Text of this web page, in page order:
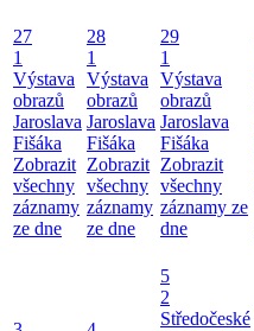
27
1
Výstava
obrazů
Jaroslava
Fišáka
Zobrazit
všechny
záznamy
ze dne
28
1
Výstava
obrazů
Jaroslava
Fišáka
Zobrazit
všechny
záznamy
ze dne
29
1
Výstava
obrazů
Jaroslava
Fišáka
Zobrazit
všechny
záznamy ze
dne
5
2
Středočeské